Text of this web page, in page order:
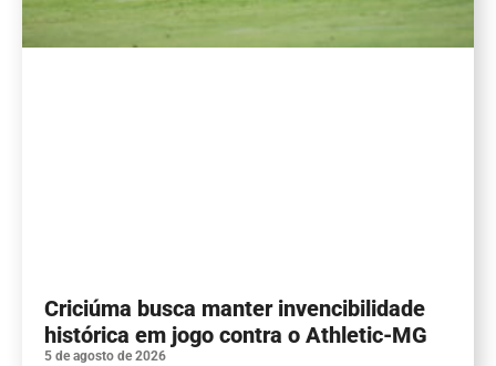
Criciúma busca manter invencibilidade
histórica em jogo contra o Athletic-MG
5 de agosto de 2026